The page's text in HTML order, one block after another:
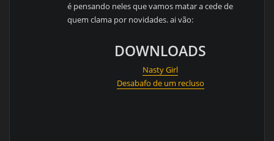
é pensando neles que vamos matar a cede de
quem clama por novidades. ai vão:
DOWNLOADS
Nasty Girl
Desabafo de um recluso